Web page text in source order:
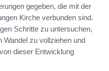
gegeben, die mit der
Kirche verbunden sind.
Schritte zu untersuchen,
Wandel zu vollziehen und
dieser Entwicklung